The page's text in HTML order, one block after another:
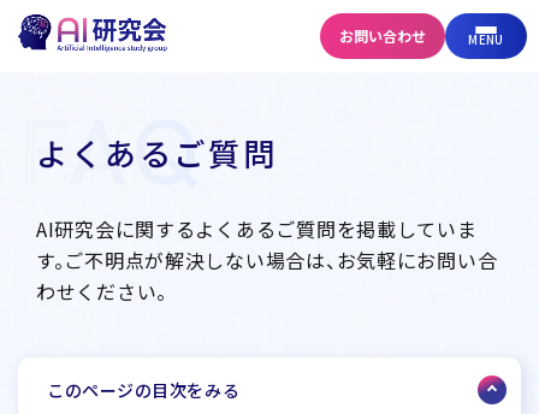
お問い合わせ MENU
FAQ
よくあるご質問
AI研究会に関するよくあるご質問を掲載していま
す。ご不明点が解決しない場合は、お気軽にお問い合
わせください。
このページの目次をみる